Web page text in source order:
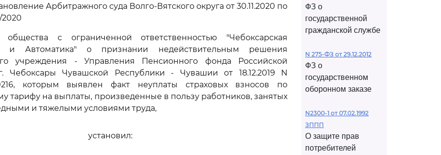
Арбитражного суда Волго-Вятского округа от 30.11.2020 по
2020
с ограниченной ответственностью "Чебоксарская
и Автоматика" о признании недействительным решения
учреждения - Управления Пенсионного фонда Российской
Чебоксары Чувашской Республики - Чувашии от 18.12.2019 N
которым выявлен факт неуплаты страховых взносов по
тарифу на выплаты, произведенные в пользу работников, занятых
и тяжелыми условиями труда,
установил:
ФЗ о
государственной
гражданской службе
N 275-ФЗ от 29.12.2012
ФЗ о
государственном
оборонном заказе
N2300-1 от 07.02.1992
ЗППП
О защите прав
потребителей